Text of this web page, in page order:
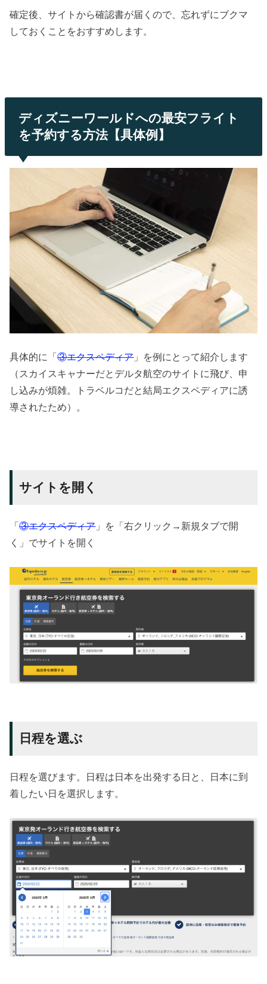
確定後、サイトから確認書が届くので、忘れずにブクマ
しておくことをおすすめします。
ディズニーワールドへの最安フライト
を予約する方法【具体例】
具体的に「③エクスペディア」を例にとって紹介します
（スカイスキャナーだとデルタ航空のサイトに飛び、申
し込みが煩雑。トラベルコだと結局エクスペディアに誘
導されたため）。
サイトを開く
「③エクスペディア」を「右クリック→新規タブで開
く」でサイトを開く
日程を選ぶ
日程を選びます。日程は日本を出発する日と、日本に到
着したい日を選択します。